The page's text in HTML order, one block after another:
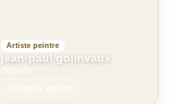
Artiste peintre
jean-paul golinvaux
Belgium